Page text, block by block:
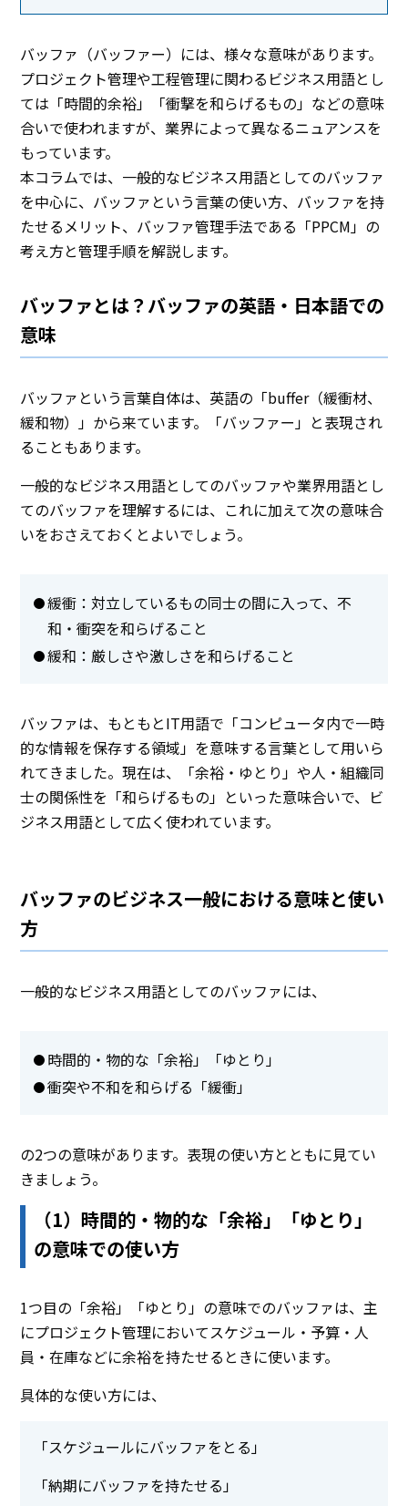
バッファ（バッファー）には、様々な意味があります。
プロジェクト管理や工程管理に関わるビジネス用語とし
ては「時間的余裕」「衝撃を和らげるもの」などの意味
合いで使われますが、業界によって異なるニュアンスを
もっています。
本コラムでは、一般的なビジネス用語としてのバッファ
を中心に、バッファという言葉の使い方、バッファを持
たせるメリット、バッファ管理手法である「PPCM」の
考え方と管理手順を解説します。
バッファとは？バッファの英語・日本語での
意味
バッファという言葉自体は、英語の「buffer（緩衝材、
緩和物）」から来ています。「バッファー」と表現され
ることもあります。
一般的なビジネス用語としてのバッファや業界用語とし
てのバッファを理解するには、これに加えて次の意味合
いをおさえておくとよいでしょう。
緩衝：対立しているもの同士の間に入って、不
和・衝突を和らげること
緩和：厳しさや激しさを和らげること
バッファは、もともとIT用語で「コンピュータ内で一時
的な情報を保存する領域」を意味する言葉として用いら
れてきました。現在は、「余裕・ゆとり」や人・組織同
士の関係性を「和らげるもの」といった意味合いで、ビ
ジネス用語として広く使われています。
バッファのビジネス一般における意味と使い
方
一般的なビジネス用語としてのバッファには、
時間的・物的な「余裕」「ゆとり」
衝突や不和を和らげる「緩衝」
の2つの意味があります。表現の使い方とともに見てい
きましょう。
（1）時間的・物的な「余裕」「ゆとり」
の意味での使い方
1つ目の「余裕」「ゆとり」の意味でのバッファは、主
にプロジェクト管理においてスケジュール・予算・人
員・在庫などに余裕を持たせるときに使います。
具体的な使い方には、
「スケジュールにバッファをとる」
「納期にバッファを持たせる」